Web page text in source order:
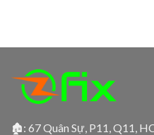
🏚: 67 Quân Sự, P11, Q11,